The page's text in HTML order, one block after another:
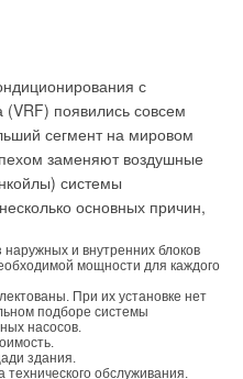
с
появились совсем
сегмент на мировом
заменяют воздушные
системы
основных причин,
наружных и внутренних блоков
мощности для каждого
При их установке нет
подборе системы
насосов.
здания.
обслуживания.